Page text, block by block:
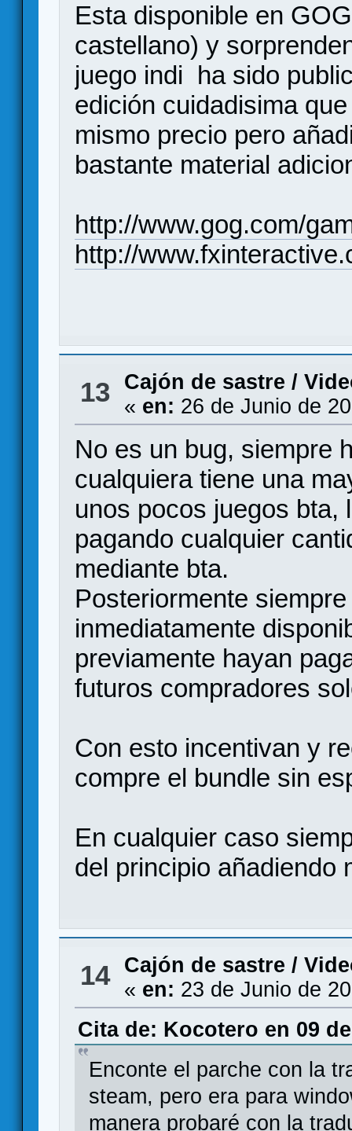
Esta disponible en
castellano) y
juego indi ha sido
edición cuidadisima
mismo precio pero
bastante material
http://www.gog.com/
http://
13 Cajón de sastre /
« en: 26 de Junio de
No es un bug, siempre
cualquiera tiene una
unos pocos juegos bta,
pagando cualquier
mediante bta.
Posteriormente
inmediatamente
previamente hayan
futuros compradores
Con esto incentivan y
compre el bundle sin
En cualquier caso
del principio añadiendo
14 Cajón de sastre /
« en: 23 de Junio de
Cita de: Kocotero en 09
Enconte el parche con la
steam, pero era para
manera probaré con la